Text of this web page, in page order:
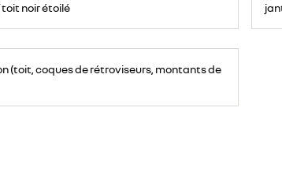
noir étoilé
(toit, coques de rétroviseurs, montants de